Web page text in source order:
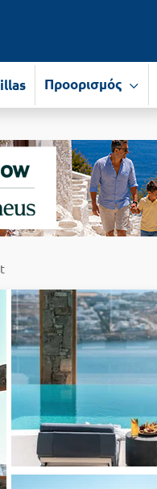
Προορισμός